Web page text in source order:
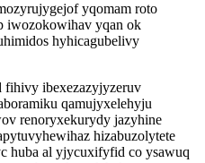
yqomam roto
iwozokowihav yqan ok
hyhicagubelivy
fihivy ibexezazyjyzeruv
qamujyxelehyju
renoryxekurydy jazyhine
hizabuzolytete
huba al yjycuxifyfid co ysawuq